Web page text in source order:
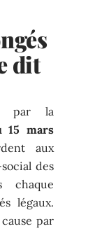
dit
par la
15 mars
aux
des
chaque
légaux.
par